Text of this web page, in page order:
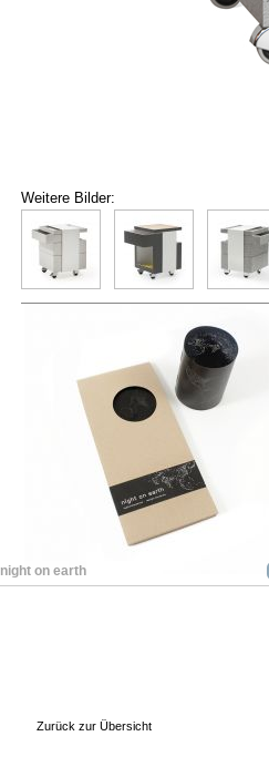
Weitere Bilder:
night on earth
Zurück zur Übersicht